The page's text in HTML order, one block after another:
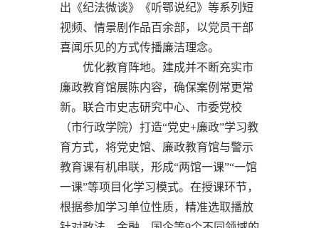
出《纪法微谈》《听鄂说纪》等系列短
视频、情景剧作品百余部，以党员干部
喜闻乐见的方式传播廉洁理念。
优化教育阵地。建成并不断充实市
廉政教育馆展陈内容，确保案例常更常
新。联合市史志研究中心、市委党校
（市行政学院）打造“党史+廉政”学习教
育方式，将党史馆、廉政教育馆与警示
教育课有机串联，形成“两馆一课”“一馆
一课”等项目化学习模式。在授课环节，
根据参加学习单位性质，精准选取播放